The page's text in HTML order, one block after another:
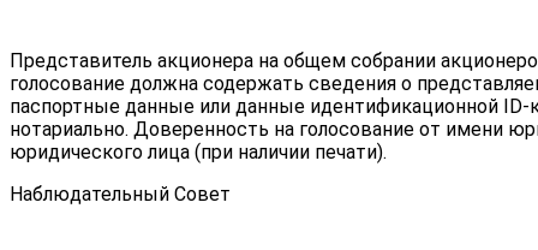
Представитель акционера на общем собрании
голосование должна содержать сведения о
паспортные данные или данные идентификационной
нотариально. Доверенность на голосование от имени
юридического лица (при наличии печати).
Наблюдательный Совет